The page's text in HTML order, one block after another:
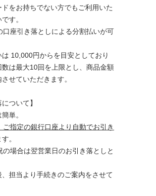
をお持ちでない方でもご利用いた
す。
口座引き落としによる分割払いが可
は 10,000円からを目安としており
数は最大10回を上限とし、商品金額
せていただきます。
ついて】
単。
指定の銀行口座より自動でお引き
。
場合は翌営業日のお引き落としと
担当より手続きのご案内をさせて